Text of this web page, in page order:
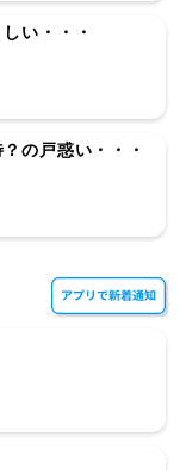
い・・・
の戸惑い・・・